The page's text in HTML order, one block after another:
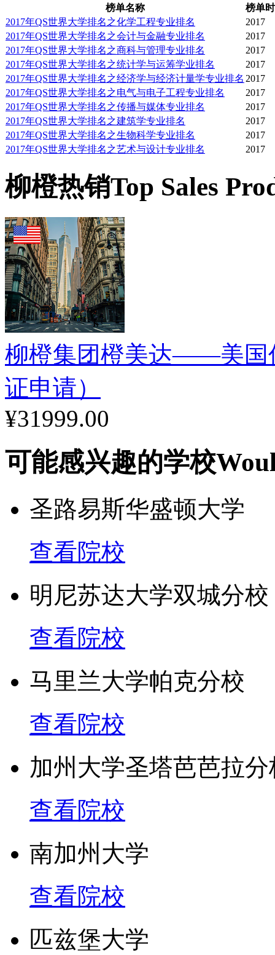
相应教育的学生开设课
神学院：为耶鲁学院毕
宗教文学硕士学位，优
位。
法学院：为耶鲁学院毕
士，法学博士（J. D.）
博士和刑法博士学位。
开设职业课程，授美术
音乐学院：为耶鲁学院
士、音乐艺术硕士、以
森林与环境研究学院：
授森林学硕士、森林科
林学博士学位。
建筑学院：为耶鲁学院
职业学位以及环境设计
护理学院：为耶鲁学院
硕士学位。
戏剧学院：为耶鲁学院
开设课程，授美术硕士
机构与管理学院：为耶
业管理硕士职业学位，
学方面的博士学位课程。
在耶鲁大学众多的学术
方面的著作，探讨了经
生物学家乔治·柏拉德，
榜单名称
榜单
2017年QS世界大学排名之化学工程专业排名
2017
2017年QS世界大学排名之会计与金融专业排名
2017
2017年QS世界大学排名之商科与管理专业排名
2017
2017年QS世界大学排名之统计学与运筹学业排名
2017
2017年QS世界大学排名之经济学与经济计量学专业排名 2017
2017年QS世界大学排名之电气与电子工程专业排名
2017
2017年QS世界大学排名之传播与媒体专业排名
2017
2017年QS世界大学排名之建筑学专业排名
2017
2017年QS世界大学排名之生物科学专业排名
2017
2017年QS世界大学排名之艺术与设计专业排名
2017
柳橙热销Top Sales
柳橙集团橙美达——美国
证申请）
¥31999.00
可能感兴趣的学校
圣路易斯华盛顿大学
查看院校
明尼苏达大学双城分校
查看院校
马里兰大学帕克分校
查看院校
加州大学圣塔芭芭拉分
查看院校
南加州大学
查看院校
匹兹堡大学